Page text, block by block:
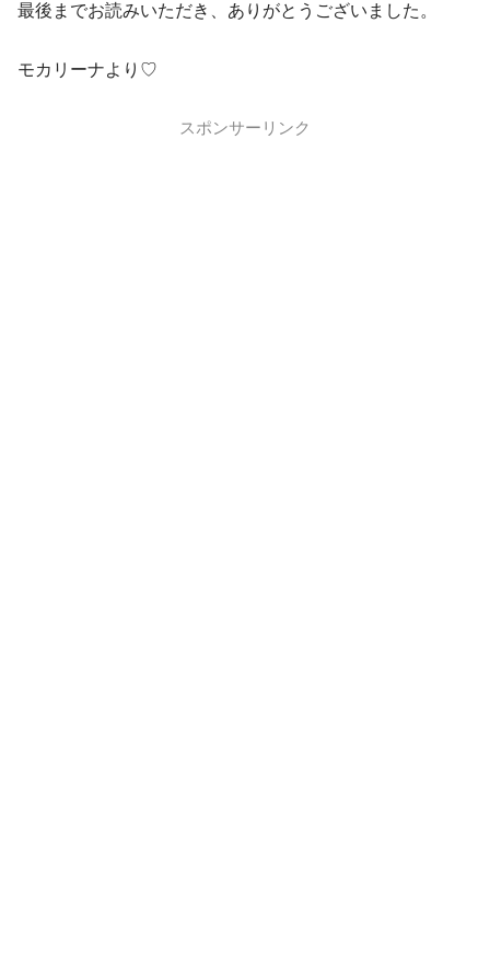
最後までお読みいただき、ありがとうございました。
モカリーナより♡
スポンサーリンク